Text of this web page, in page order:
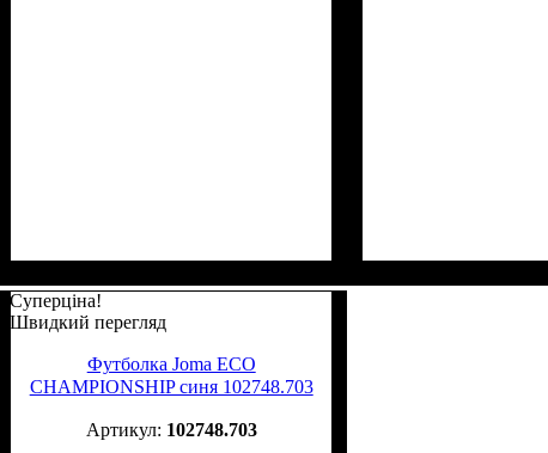
Суперціна!
Швидкий перегляд
Футболка Joma ECO
CHAMPIONSHIP синя 102748.703
102748.703